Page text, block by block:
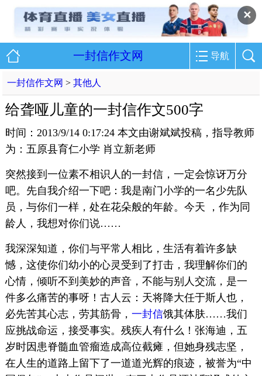
✕
一封信作文网 导航
一封信作文网 >其他人
给聋哑儿童的一封信作文500字
时间：2013/9/14 0:17:24 本文由谢斌斌投稿，指导教师
为：五原县育仁小学 肖立新老师
突然接到一位素不相识人的一封信，一定会惊讶万分
吧。先自我介绍一下吧：我是南门小学的一名少先队
员，与你们一样，处在花朵般的年龄。今天 ，作为同
龄人，我想对你们说……
我深深知道，你们与平常人相比，生活有着许多缺
憾，这使你们幼小的心灵受到了打击，我理解你们的
心情，倾听不到美妙的声音，不能与别人交流，是一
件多么痛苦的事呀！古人云：天将降大任于斯人也，
必先苦其心志，劳其筋骨，一封信饿其体肤……我们
应挑战命运，接受事实。残疾人有什么！张海迪，五
岁时因患脊髓血管瘤造成高位截瘫，但她身残志坚，
在人生的道路上留下了一道道光辉的痕迹，被誉为“中